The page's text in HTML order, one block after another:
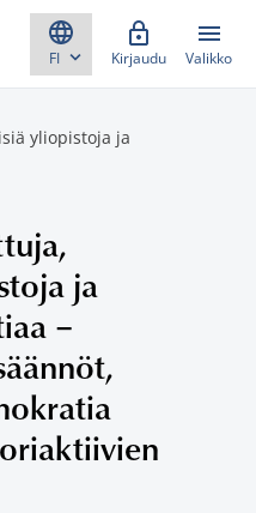
Kirjaudu Valikko
yliopistoja ja
ja
–